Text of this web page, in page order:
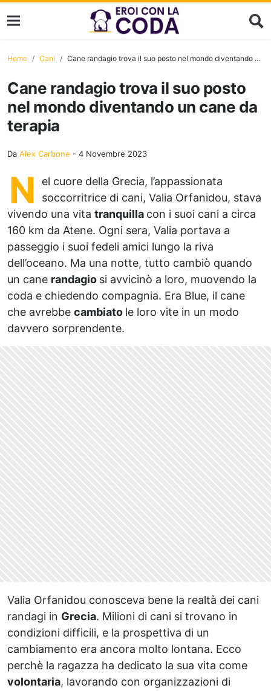
Home Cani Cane randagio trova il suo posto nel mondo diventando un cane da terapia
Cane randagio trova il suo posto
nel mondo diventando un cane da
terapia
Da Alex Carbone - 4 Novembre 2023
N
el cuore della Grecia, l’appassionata
soccorritrice di cani, Valia Orfanidou, stava
vivendo una vita tranquilla con i suoi cani a circa
160 km da Atene. Ogni sera, Valia portava a
passeggio i suoi fedeli amici lungo la riva
dell’oceano. Ma una notte, tutto cambiò quando
un cane randagio si avvicinò a loro, muovendo la
coda e chiedendo compagnia. Era Blue, il cane
che avrebbe cambiato le loro vite in un modo
davvero sorprendente.
Valia Orfanidou conosceva bene la realtà dei cani
randagi in Grecia. Milioni di cani si trovano in
condizioni difficili, e la prospettiva di un
cambiamento era ancora molto lontana. Ecco
perchè la ragazza ha dedicato la sua vita come
volontaria, lavorando con organizzazioni di